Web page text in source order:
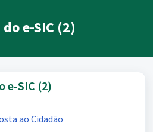
e-SIC (2)
e-SIC (2)
ao Cidadão